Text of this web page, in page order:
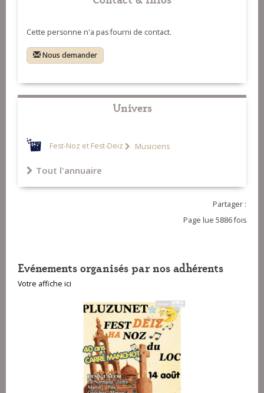
Cette personne n'a pas fourni de contact.
Nous demander
Univers
Fest-Noz et Fest-Deiz Musiciens
Tout l'annuaire
Partager :
Page lue 5886 fois
Evénements organisés par nos adhérents
Votre affiche ici